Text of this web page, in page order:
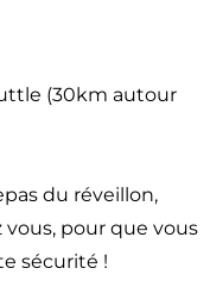
(30km autour
du réveillon,
pour que vous
sécurité !